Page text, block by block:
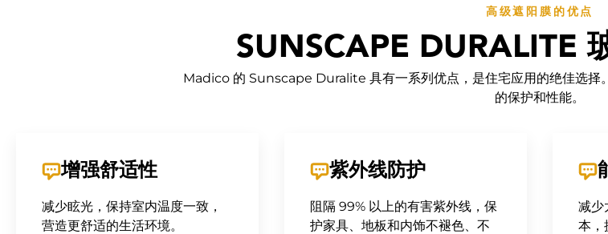
高级遮阳膜的优点
SUNSCAPE DURALITE
Madico 的 Sunscape Duralite 具有一系列优点，是住宅应用的绝佳选择
的保护和性能。
增强舒适性
减少眩光，保持室内温度一致，
营造更舒适的生活环境。
紫外线防护
阻隔 99% 以上的有害紫外线，保
护家具、地板和内饰不褪色、不
减少
本，